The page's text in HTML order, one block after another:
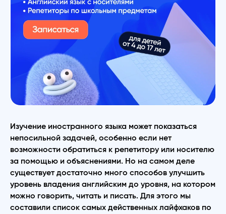
Изучение иностранного языка может показаться
непосильной задачей, особенно если нет
возможности обратиться к репетитору или носителю
за помощью и объяснениями. Но на самом деле
существует достаточно много способов улучшить
уровень владения английским до уровня, на котором
можно говорить, читать и писать. Для этого мы
составили список самых действенных лайфхаков по